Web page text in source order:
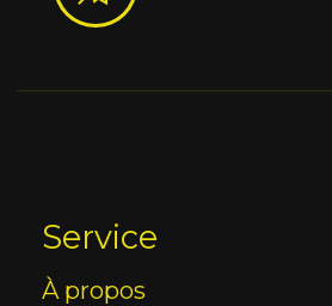
Service
À propos